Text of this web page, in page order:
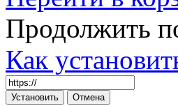
Продолжить
Как